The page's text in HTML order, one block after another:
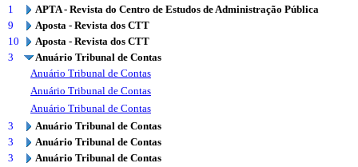
1
APTA - Revista do Centro de Estudos de Administração Pública
9
Aposta - Revista dos CTT
10
Aposta - Revista dos CTT
3
Anuário Tribunal de Contas
Anuário Tribunal de Contas
Anuário Tribunal de Contas
Anuário Tribunal de Contas
3
Anuário Tribunal de Contas
3
Anuário Tribunal de Contas
3
Anuário Tribunal de Contas